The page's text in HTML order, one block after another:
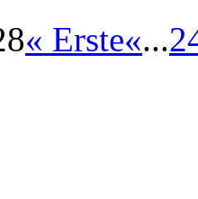
« Erste«...2